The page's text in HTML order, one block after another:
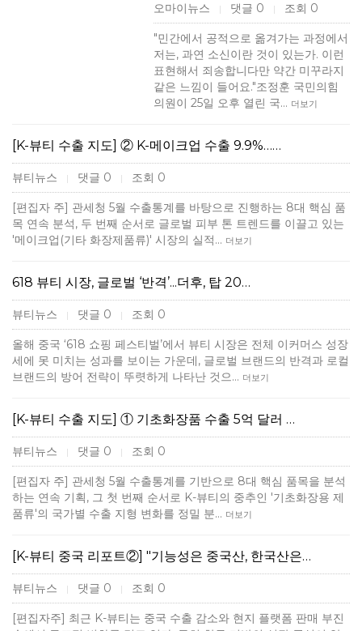
오마이뉴스 | 댓글 0 | 조회 0
"민간에서 공적으로 옮겨가는 과정에서
저는, 과연 소신이란 것이 있는가. 이런
표현해서 죄송합니다만 약간 미꾸라지
같은 느낌이 들어요."조정훈 국민의힘
의원이 25일 오후 열린 국… 더보기
[K-뷰티 수출 지도] ② K-메이크업 수출 9.9%……
뷰티뉴스 | 댓글 0 | 조회 0
[편집자 주] 관세청 5월 수출통계를 바탕으로 진행하는 8대 핵심 품
목 연속 분석, 두 번째 순서로 글로벌 피부 톤 트렌드를 이끌고 있는
'메이크업(기타 화장제품류)' 시장의 실적… 더보기
618 뷰티 시장, 글로벌 ‘반격’...더후, 탑 20…
뷰티뉴스 | 댓글 0 | 조회 0
올해 중국 ‘618 쇼핑 페스티벌’에서 뷰티 시장은 전체 이커머스 성장
세에 못 미치는 성과를 보이는 가운데, 글로벌 브랜드의 반격과 로컬
브랜드의 방어 전략이 뚜렷하게 나타난 것으… 더보기
[K-뷰티 수출 지도] ① 기초화장품 수출 5억 달러 …
뷰티뉴스 | 댓글 0 | 조회 0
[편집자 주] 관세청 5월 수출통계를 기반으로 8대 핵심 품목을 분석
하는 연속 기획, 그 첫 번째 순서로 K-뷰티의 중추인 '기초화장용 제
품류'의 국가별 수출 지형 변화를 정밀 분… 더보기
[K-뷰티 중국 리포트②] "기능성은 중국산, 한국산은…
뷰티뉴스 | 댓글 0 | 조회 0
[편집자주] 최근 K-뷰티는 중국 수출 감소와 현지 플랫폼 판매 부진